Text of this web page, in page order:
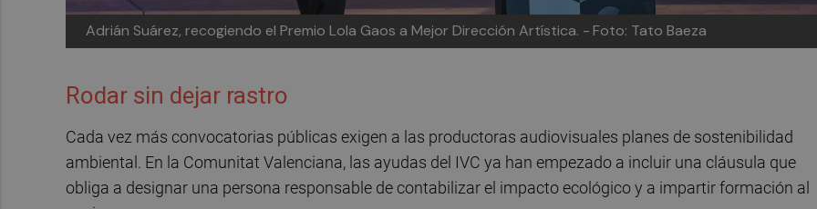
Adrián Suárez, recogiendo el Premio Lola Gaos a Mejor Dirección Artística. -Foto: Tato Baeza
Rodar sin dejar rastro
Cada vez más convocatorias públicas exigen a las productoras audiovisuales planes de sostenibilidad
ambiental. En la Comunitat Valenciana, las ayudas del IVC ya han empezado a incluir una cláusula que
obliga a designar una persona responsable de contabilizar el impacto ecológico y a impartir formación al